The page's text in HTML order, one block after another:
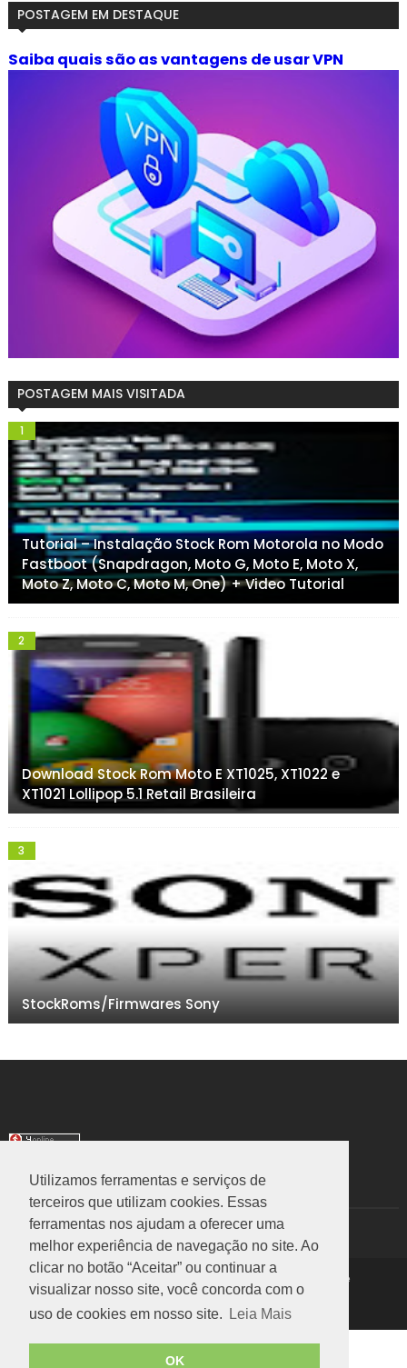
Utilizamos ferramentas e serviços de
terceiros que utilizam cookies. Essas
ferramentas nos ajudam a oferecer uma
melhor experiência de navegação no site. Ao
clicar no botão “Aceitar” ou continuar a
visualizar nosso site, você concorda com o
uso de cookies em nosso site.
Leia Mais
OK
POSTAGEM EM DESTAQUE
Saiba quais são as vantagens de usar VPN
POSTAGEM MAIS VISITADA
Tutorial – Instalação Stock Rom Motorola no Modo
Fastboot (Snapdragon, Moto G, Moto E, Moto X,
Moto Z, Moto C, Moto M, One) + Video Tutorial
Download Stock Rom Moto E XT1025, XT1022 e
XT1021 Lollipop 5.1 Retail Brasileira
StockRoms/Firmwares Sony
TRANSLATE
Select Language▼
Rom Stock
Política de Privacidade
Voltar ao Topo